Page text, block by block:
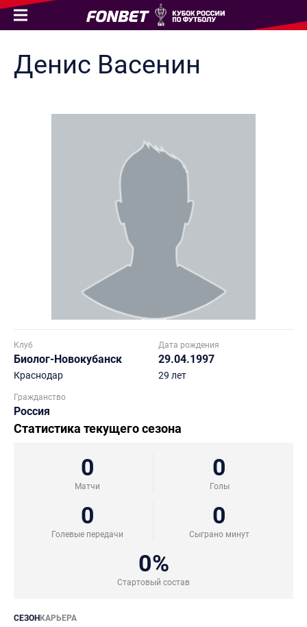
Денис Васенин
Клуб
Биолог-Новокубанск
Краснодар
Дата рождения
29.04.1997
29 лет
Гражданство
Россия
Статистика текущего сезона
0
Матчи
0
Голы
0
Голевые передачи
0
Сыграно минут
0%
Стартовый состав
СЕЗОНКАРЬЕРА